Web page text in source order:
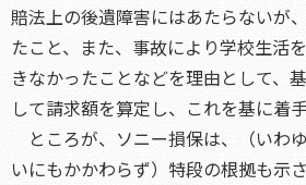
賠法上の後遺障害にはあたらないが
たこと、また、事故により学校生活
きなかったことなどを理由として、
して請求額を算定し、これを基に着
ところが、ソニー損保は、（いわ
いにもかかわらず）特段の根拠も示